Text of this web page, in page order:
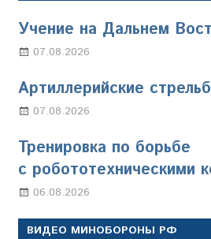
Учение на Дальнем
07.08.2026
Артиллерийские
07.08.2026
Тренировка по борьбе
с робототехническими
06.08.2026
ВИДЕО МИНОБОРОНЫ РФ